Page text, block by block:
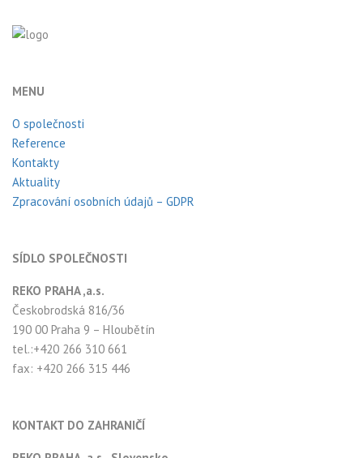
MENU
O společnosti
Reference
Kontakty
Aktuality
Zpracování osobních údajů – GDPR
SÍDLO SPOLEČNOSTI
REKO PRAHA ,a.s.
Českobrodská 816/36
190 00 Praha 9 – Hloubětín
tel.:+420 266 310 661
fax: +420 266 315 446
KONTAKT DO ZAHRANIČÍ